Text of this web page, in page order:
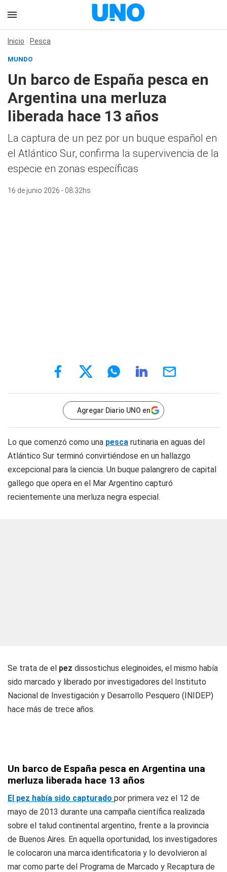
Inicio Pesca
MUNDO
Un barco de España pesca en
Argentina una merluza
liberada hace 13 años
La captura de un pez por un buque español en
el Atlántico Sur, confirma la supervivencia de la
especie en zonas específicas
16 de junio 2026 - 08:32hs
Agregar Diario UNO en
Lo que comenzó como una pesca rutinaria en aguas del
Atlántico Sur terminó convirtiéndose en un hallazgo
excepcional para la ciencia. Un buque palangrero de capital
gallego que opera en el Mar Argentino capturó
recientemente una merluza negra especial.
Se trata de el pez dissostichus eleginoides, el mismo había
sido marcado y liberado por investigadores del Instituto
Nacional de Investigación y Desarrollo Pesquero (INIDEP)
hace más de trece años.
Un barco de España pesca en Argentina una
merluza liberada hace 13 años
El pez había sido capturado por primera vez el 12 de
mayo de 2013 durante una campaña científica realizada
sobre el talud continental argentino, frente a la provincia
de Buenos Aires. En aquella oportunidad, los investigadores
le colocaron una marca identificatoria y lo devolvieron al
mar como parte del Programa de Marcado y Recaptura de